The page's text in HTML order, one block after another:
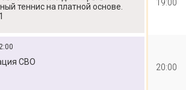
теннис на платной основе.
19:00
СВО
20:00